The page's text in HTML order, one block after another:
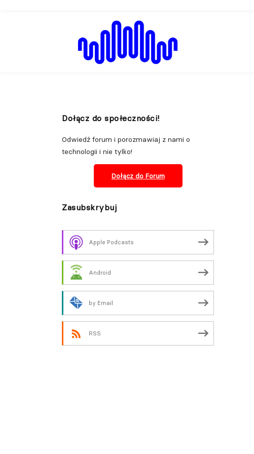
Dołącz do społeczności!
Odwiedź forum i porozmawiaj z nami o
technologii i nie tylko!
Dołącz do Forum
Zasubskrybuj
Apple Podcasts
Android
by Email
RSS